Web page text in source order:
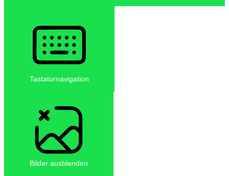
Tastaturnavigation
Bilder ausblenden